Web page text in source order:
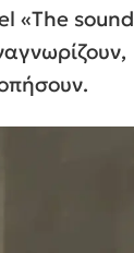
«The sound